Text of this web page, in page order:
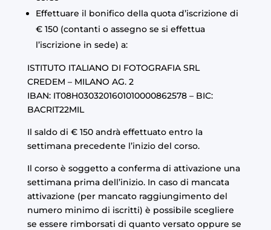
Effettuare il bonifico della quota d’iscrizione di
€ 150 (contanti o assegno se si effettua
l’iscrizione in sede) a:
ISTITUTO ITALIANO DI FOTOGRAFIA SRL
CREDEM – MILANO AG. 2
IBAN: IT08H0303201601010000862578 – BIC:
BACRIT22MIL
Il saldo di € 150 andrà effettuato entro la
settimana precedente l’inizio del corso.
Il corso è soggetto a conferma di attivazione una
settimana prima dell’inizio. In caso di mancata
attivazione (per mancato raggiungimento del
numero minimo di iscritti) è possibile scegliere
se essere rimborsati di quanto versato oppure se